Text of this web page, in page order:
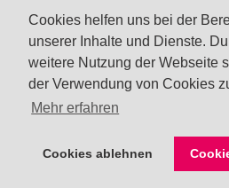
Cookies helfen uns bei der
unserer Inhalte und Dienste.
weitere Nutzung der Webseite
der Verwendung von Cookies
Mehr erfahren
Cookies ablehnen